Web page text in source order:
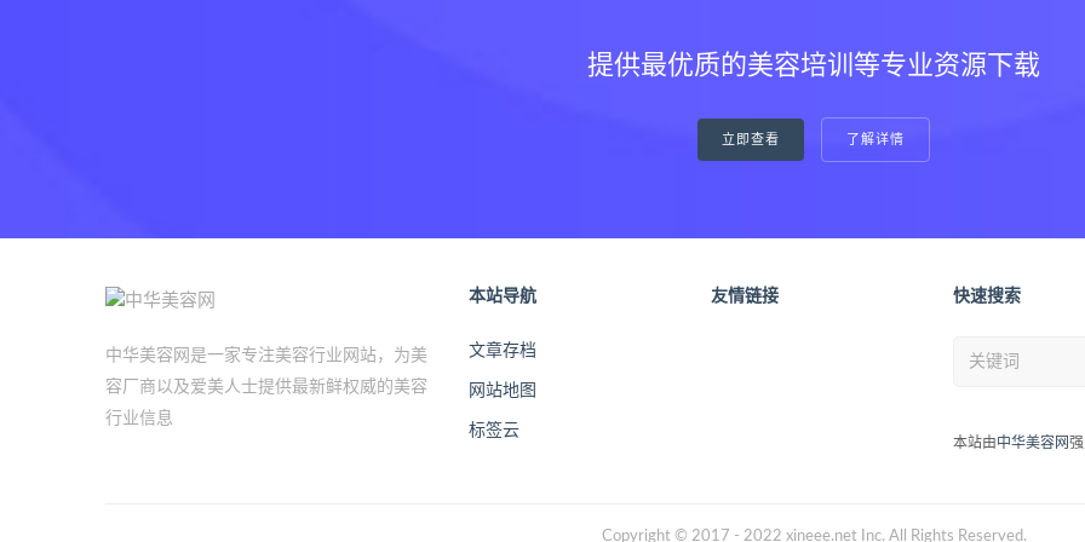
提供最优质的美容培训等专业资源下载
立即查看 了解详情
中华美容网是一家专注美容行业网站，为美
容厂商以及爱美人士提供最新鲜权威的美容
行业信息
本站导航
文章存档
网站地图
标签云
友情链接 快速搜索
本站由 中华美容网
Copyright © 2017 - 2022 xineee.net Inc. All Rights Reserved.